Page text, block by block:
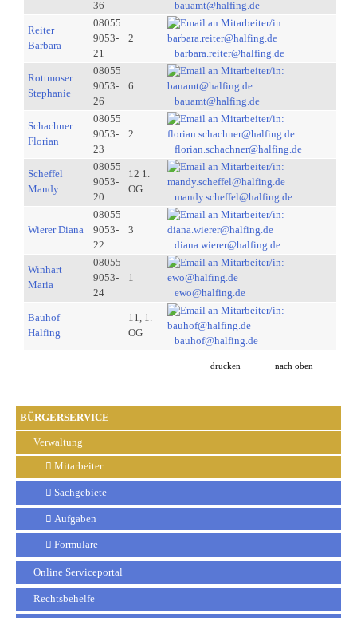
BÜRGERSERVICE
Verwaltung
Mitarbeiter
Sachgebiete
Aufgaben
Formulare
Online Serviceportal
Rechtsbehelfe
36
bauamt@halfing.de
Reiter
Barbara
08055
9053-
21
2
barbara.reiter@halfing.de
Rottmoser
Stephanie
08055
9053-
26
6
bauamt@halfing.de
Schachner
Florian
08055
9053-
23
2
florian.schachner@halfing.de
Scheffel
Mandy
08055
9053-
20
12 1.
OG
mandy.scheffel@halfing.de
Wierer Diana
08055
9053-
22
3
diana.wierer@halfing.de
Winhart
Maria
08055
9053-
24
1
ewo@halfing.de
Bauhof
Halfing
11, 1.
OG
bauhof@halfing.de
drucken nach oben